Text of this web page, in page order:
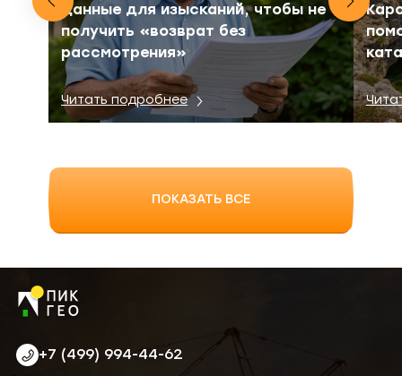
данные для изысканий, чтобы не
получить «возврат без
рассмотрения»
Читать подробнее
ПОКАЗАТЬ ВСЕ
+7 (499) 994-44-62